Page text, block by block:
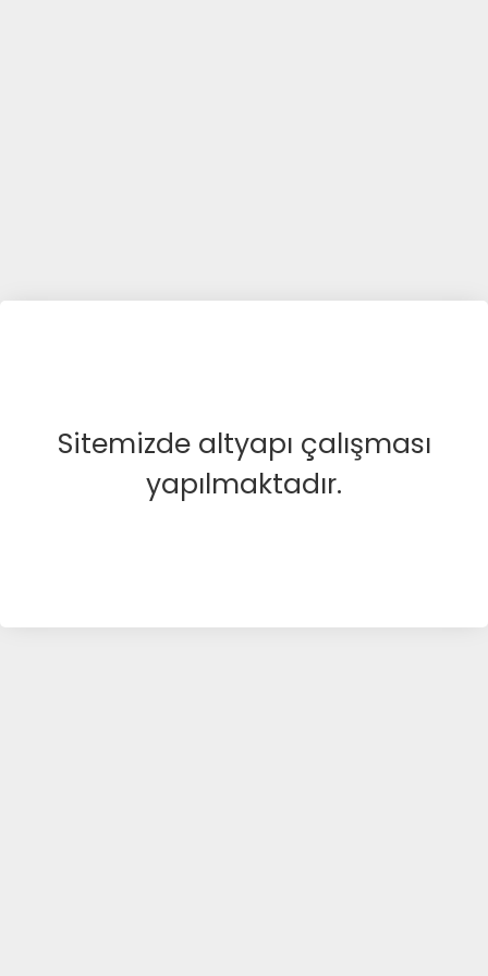
Sitemizde altyapı çalışması
yapılmaktadır.